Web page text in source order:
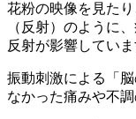
花粉の映像を見た
（反射）のように
反射が影響していま
振動刺激による「
なかった痛みや不